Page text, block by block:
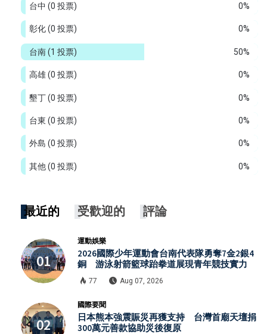
0%
台中 (0 投票)
0%
彰化(0 投票)
50%
台南(1 投票)
0%
高雄(0 投票)
0%
墾丁(0 投票)
0%
台東 (0 投票)
0%
外島 (0 投票)
0%
其他(0 投票)
最近的 受歡迎的 評論
運動娛樂
2026國際少年運動會台南代表隊勇奪7金2銀4
銅 游泳射箭籃球跆拳道展現青年競技實力
77 Aug 07, 2026
國際要聞
日本熊本強震賑災再獲支持 台灣首廟天壇捐
300萬元善款協助災後復原